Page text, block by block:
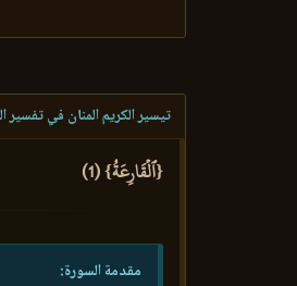
تيسير الكريم المنان في
{ٱلۡقَارِعَةُ} (1)
مقدمة السورة: